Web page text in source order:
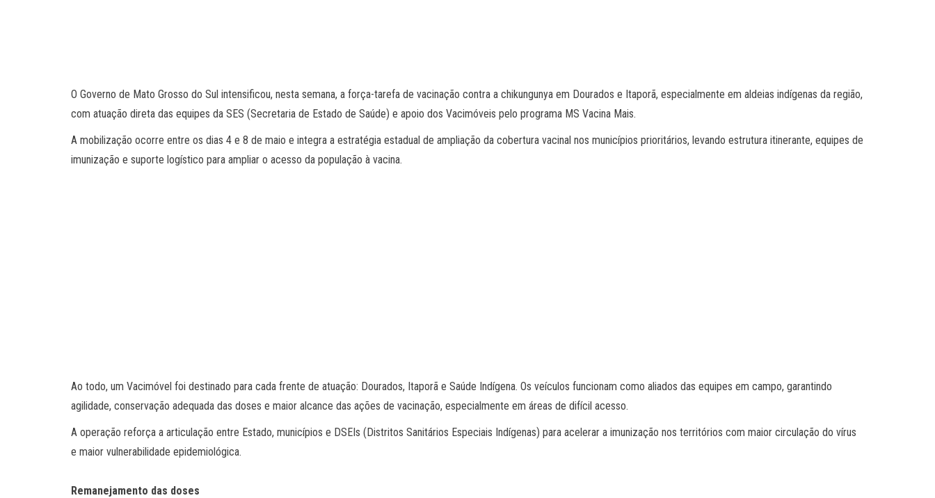
O Governo de Mato Grosso do Sul intensificou, nesta semana, a força-tarefa de vacinação contra a chikungunya em Dourados e Itaporã, especialmente em aldeias indígenas da região,
com atuação direta das equipes da SES (Secretaria de Estado de Saúde) e apoio dos Vacimóveis pelo programa MS Vacina Mais.
A mobilização ocorre entre os dias 4 e 8 de maio e integra a estratégia estadual de ampliação da cobertura vacinal nos municípios prioritários, levando estrutura itinerante, equipes de
imunização e suporte logístico para ampliar o acesso da população à vacina.
Ao todo, um Vacimóvel foi destinado para cada frente de atuação: Dourados, Itaporã e Saúde Indígena. Os veículos funcionam como aliados das equipes em campo, garantindo
agilidade, conservação adequada das doses e maior alcance das ações de vacinação, especialmente em áreas de difícil acesso.
A operação reforça a articulação entre Estado, municípios e DSEIs (Distritos Sanitários Especiais Indígenas) para acelerar a imunização nos territórios com maior circulação do vírus
e maior vulnerabilidade epidemiológica.
Remanejamento das doses